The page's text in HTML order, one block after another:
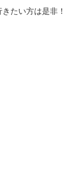
たい方は是非！